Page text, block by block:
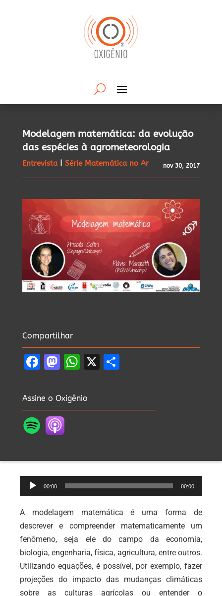
Modelagem matemática: da evolução
das espécies à agrometeorologia
Entrevista| Série Matemática no Ar nov 30, 2017
Compartilhar
Facebook
Mastodon
WhatsApp
X Share
Assine o Oxigênio
Tocador
de
áudio
00:00 00:00
A modelagem matemática é uma forma de
descrever e compreender matematicamente um
fenômeno, seja ele do campo da economia,
biologia, engenharia, física, agricultura, entre outros.
Utilizando equações, é possível, por exemplo, fazer
projeções do impacto das mudanças climáticas
sobre as culturas agrícolas ou entender o